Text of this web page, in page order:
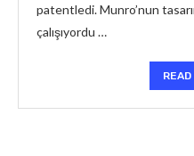
patentledi. Munro’nun
çalışıyordu …
READ